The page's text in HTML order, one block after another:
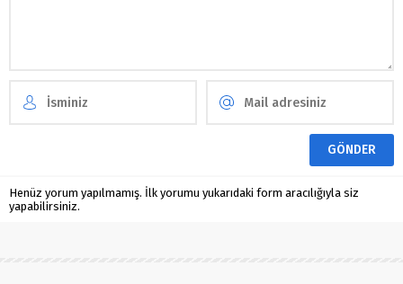
Henüz yorum yapılmamış. İlk yorumu yukarıdaki form aracılığıyla siz
yapabilirsiniz.